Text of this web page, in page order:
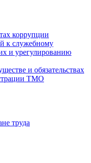
коррупции
к служебному
и урегулированию
и обязательствах
ТМО
труда